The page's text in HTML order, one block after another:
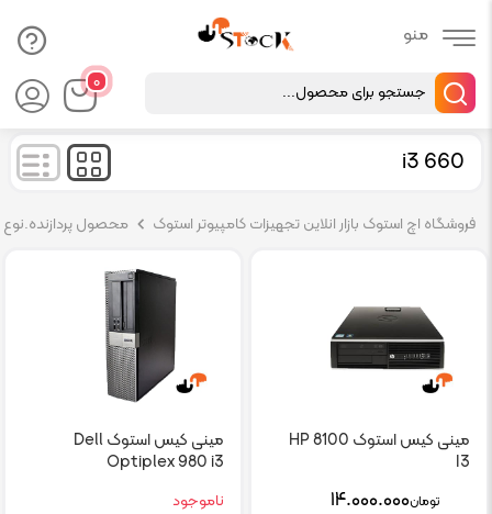
۰
Products
search
i3 660
فروشگاه اچ استوک بازار انلاین تجهیزات کامپیوتر استوک محصول پردازنده.نوع
مینی کیس استوک HP 8100
I3
تومان۱۴.۰۰۰.۰۰۰
مینی کیس استوک Dell
Optiplex 980 i3
ناموجود